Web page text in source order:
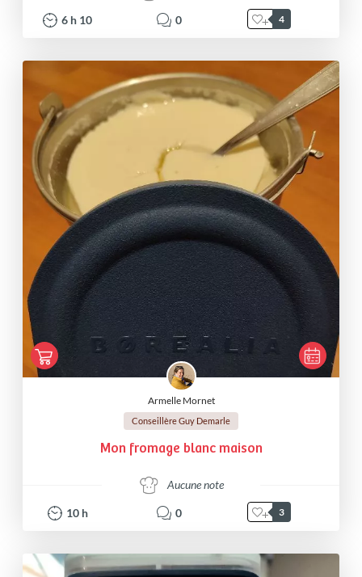
6 h 10 0 4
Armelle Mornet
Conseillère Guy Demarle
Mon fromage blanc maison
Aucune note
10 h 0 3